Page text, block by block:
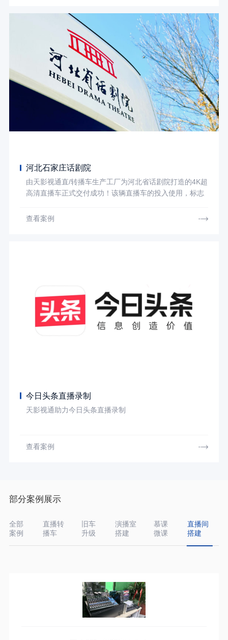
事，千年大计”！ 作为雄安新区的喉舌，雄安媒体中心是
雄安新区对外宣传和国际传播的权威渠道，是党联系人民
群众的重要纽带，是基层群众的互联网入口，是党的政策
落地的“最后一公里”。为了释放融媒体的超能力，以更先
进，更优质的内容，发好雄安之声，雄安媒体中心经过慎
重考察，最终与天影视通达成了定制转播车的合作。
河北石家庄话剧院
由天影视通直/转播车生产工厂为河北省话剧院打造的4K超
高清直播车正式交付成功！该辆直播车的投入使用，标志
跨越。
查看案例
今日头条直播录制
天影视通助力今日头条直播录制
查看案例
部分案例展示
全部
案例
直播转
播车
旧车
升级
演播室
搭建
慕课
微课
直播间
搭建